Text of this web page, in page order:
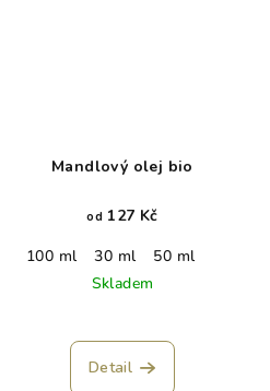
Mandlový olej bio
od 127 Kč
100 ml
30 ml
50 ml
Skladem
Detail